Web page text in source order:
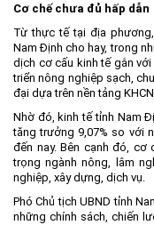
Cơ chế chưa đủ hấp dẫn
Từ thực tế tại địa
Nam Định cho hay, trong
dịch cơ cấu kinh tế gắn
triển nông nghiệp sạch,
đại dựa trên nền tảng
Nhờ đó, kinh tế tỉnh Nam
tăng trưởng 9,07% so với
đến nay. Bên cạnh đó,
trọng ngành nông, lâm
nghiệp, xây dựng, dịch vụ.
Phó Chủ tịch UBND tỉnh
những chính sách, chiến